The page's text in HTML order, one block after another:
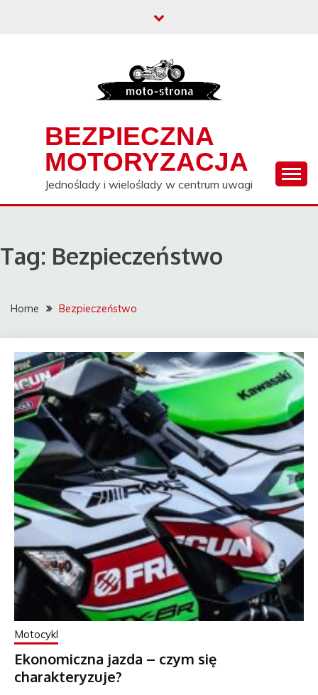
BEZPIECZNA
MOTORYZACJA
Jednoślady i wieloślady w centrum uwagi
Tag: Bezpieczeństwo
Home Bezpieczeństwo
Motocykl
Ekonomiczna jazda – czym się
charakteryzuje?